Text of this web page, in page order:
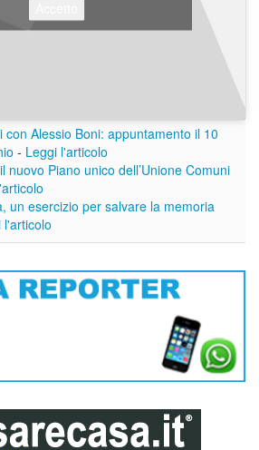
con Alessio Boni: appuntamento il 10
- Leggi l'articolo
nuovo Piano unico dell’Unione Comuni
un esercizio per salvare la memoria
l'articolo